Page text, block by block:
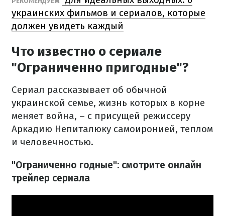
украинских фильмов и сериалов, которые
должен увидеть каждый
Что известно о сериале
"Ограниченно пригодные"?
Сериал рассказывает об обычной
украинской семье, жизнь которых в корне
меняет война, – с присущей режиссеру
Аркадию Непиталюку самоиронией, теплом
и человечностью.
"Ограниченно годные": смотрите онлайн
трейлер сериала